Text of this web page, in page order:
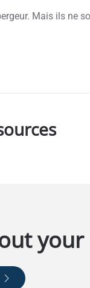
Mais ils ne
your